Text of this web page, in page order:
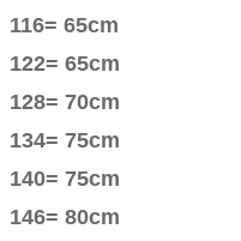
116= 65cm
122= 65cm
128= 70cm
134= 75cm
140= 75cm
146= 80cm